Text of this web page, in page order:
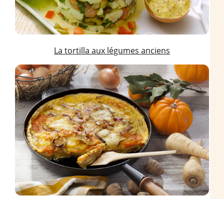
La tortilla aux légumes anciens